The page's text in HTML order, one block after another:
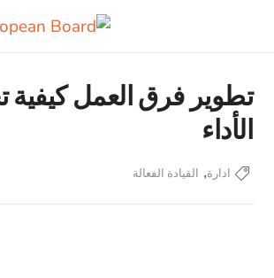
تطوير فرق العمل
الأداء
ادارة, القيادة الفعالة